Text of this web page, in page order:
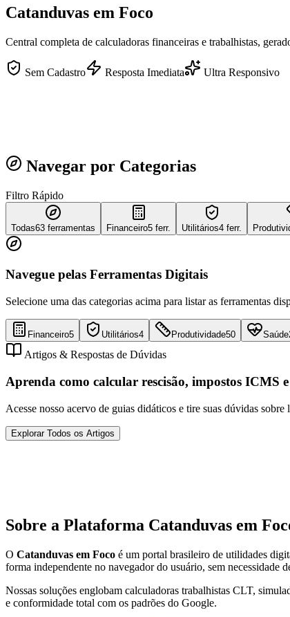
Catanduvas em Foco
Central completa de calculadoras financeiras e trabalhistas,
Sem Cadastro Resposta Imediata Ultra Responsivo
Navegar por Categorias
Filtro Rápido
Todas63 ferramentas Financeiro5 ferr. Utilitários4 ferr.
Navegue pelas Ferramentas Digitais
Selecione uma das categorias acima para listar as ferramentas
Financeiro5 Utilitários4 Produtividade50 Saúde
Artigos & Respostas de Dúvidas
Aprenda como calcular rescisão, impostos ICMS
Acesse nosso acervo de guias didáticos e tire suas dúvidas sobre
Explorar Todos os Artigos
Sobre a Plataforma Catanduvas em
O Catanduvas em Foco é um portal brasileiro de utilidades
forma independente no navegador do usuário, sem necessidade
Nossas soluções englobam calculadoras trabalhistas CLT,
e conformidade total com os padrões do Google.